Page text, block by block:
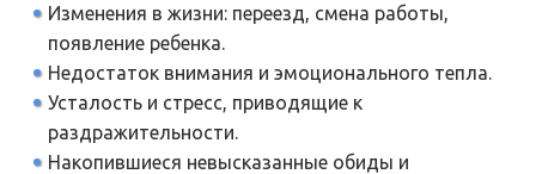
Изменения в жизни: переезд, смена работы,
появление ребенка.
Недостаток внимания и эмоционального тепла.
Усталость и стресс, приводящие к
раздражительности.
Накопившиеся невысказанные обиды и